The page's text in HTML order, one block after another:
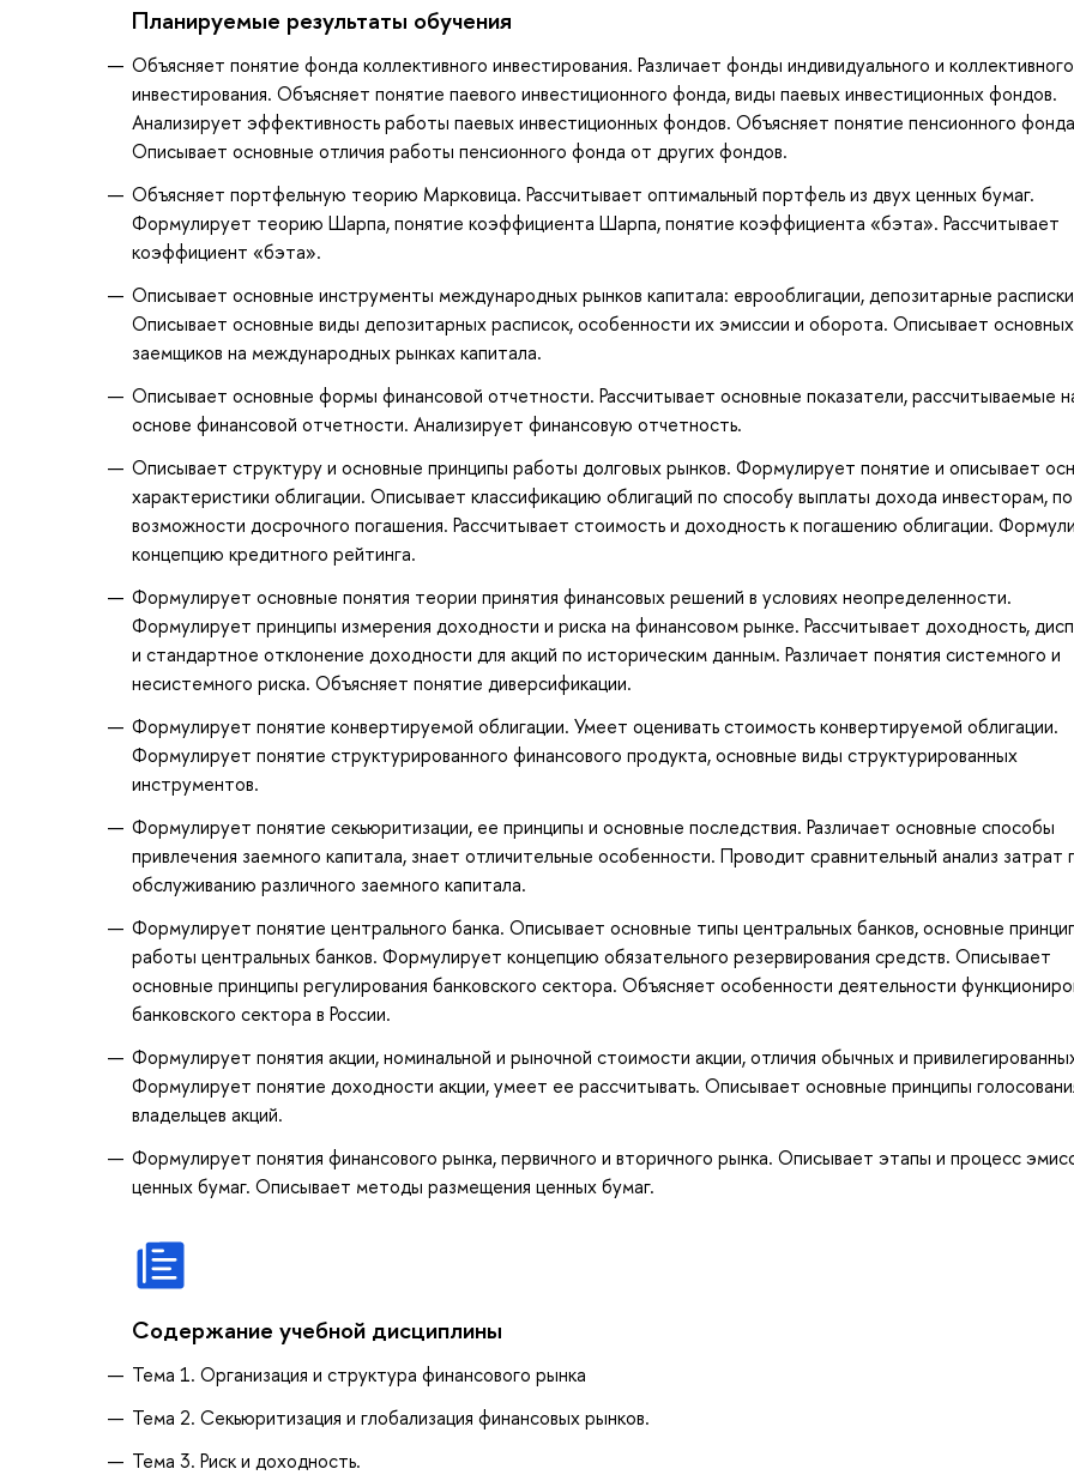
Планируемые результаты обучения
Объясняет понятие фонда коллективного инвестирования. Различает фонды индивидуального и коллективного
инвестирования. Объясняет понятие паевого инвестиционного фонда, виды паевых инвестиционных фондов.
Анализирует эффективность работы паевых инвестиционных фондов. Объясняет понятие пенсионного
Описывает основные отличия работы пенсионного фонда от других фондов.
Объясняет портфельную теорию Марковица. Рассчитывает оптимальный портфель из двух ценных бумаг.
Формулирует теорию Шарпа, понятие коэффициента Шарпа, понятие коэффициента «бэта». Рассчитывает
коэффициент «бэта».
Описывает основные инструменты международных рынков капитала: еврооблигации, депозитарные
Описывает основные виды депозитарных расписок, особенности их эмиссии и оборота. Описывает основных
заемщиков на международных рынках капитала.
Описывает основные формы финансовой отчетности. Рассчитывает основные показатели, рассчитываемые
основе финансовой отчетности. Анализирует финансовую отчетность.
Описывает структуру и основные принципы работы долговых рынков. Формулирует понятие и описывает
характеристики облигации. Описывает классификацию облигаций по способу выплаты дохода инвесторам, по
возможности досрочного погашения. Рассчитывает стоимость и доходность к погашению облигации.
концепцию кредитного рейтинга.
Формулирует основные понятия теории принятия финансовых решений в условиях неопределенности.
Формулирует принципы измерения доходности и риска на финансовом рынке. Рассчитывает доходность,
и стандартное отклонение доходности для акций по историческим данным. Различает понятия системного и
несистемного риска. Объясняет понятие диверсификации.
Формулирует понятие конвертируемой облигации. Умеет оценивать стоимость конвертируемой облигации.
Формулирует понятие структурированного финансового продукта, основные виды структурированных
инструментов.
Формулирует понятие секьюритизации, ее принципы и основные последствия. Различает основные способы
привлечения заемного капитала, знает отличительные особенности. Проводит сравнительный анализ затрат
обслуживанию различного заемного капитала.
Формулирует понятие центрального банка. Описывает основные типы центральных банков, основные
работы центральных банков. Формулирует концепцию обязательного резервирования средств. Описывает
основные принципы регулирования банковского сектора. Объясняет особенности деятельности
банковского сектора в России.
Формулирует понятия акции, номинальной и рыночной стоимости акции, отличия обычных и
Формулирует понятие доходности акции, умеет ее рассчитывать. Описывает основные принципы
владельцев акций.
Формулирует понятия финансового рынка, первичного и вторичного рынка. Описывает этапы и процесс
ценных бумаг. Описывает методы размещения ценных бумаг.
Содержание учебной дисциплины
Тема 1. Организация и структура финансового рынка
Тема 2. Секьюритизация и глобализация финансовых рынков.
Тема 3. Риск и доходность.